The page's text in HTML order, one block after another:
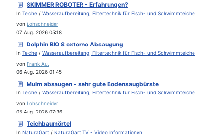
SKIMMER ROBOTER - Erfahrungen?
In Teiche / Wasseraufbereitung, Filtertechnik für Fisch- und Schwimmteiche
von Lohschneider
07 Aug. 2026 05:18
Dolphin BIO S externe Absaugung
In Teiche / Wasseraufbereitung, Filtertechnik für Fisch- und Schwimmteiche
von Frank Au.
06 Aug. 2026 01:45
Mulm absaugen - sehr gute Bodensaugbürste
In Teiche / Wasseraufbereitung, Filtertechnik für Fisch- und Schwimmteiche
von Lohschneider
05 Aug. 2026 07:36
Teichbaumörtel
In NaturaGart / NaturaGart TV - Video Informationen